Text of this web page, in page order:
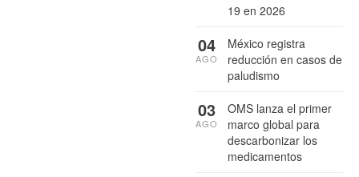
19 en 2026
México registra
reducción en casos de
paludismo
04
AGO
OMS lanza el primer
marco global para
descarbonizar los
medicamentos
03
AGO